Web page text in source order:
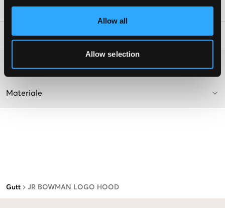
Allow all
Allow selection
Gutt JR BOWMAN LOGO HOOD
SKU:131708-001
Vaskeråd:
Materiale